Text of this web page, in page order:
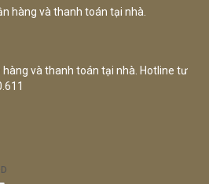
hàng và thanh toán tại nhà.
hàng và thanh toán tại nhà. Hotline tư